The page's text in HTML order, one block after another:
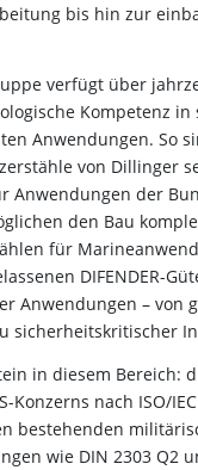
bis hin zur
verfügt über
Kompetenz
Anwendungen. So
von Dillinger
Anwendungen der
den Bau
für
DIFENDER-
Anwendungen – von
sicherheitskritischer
in diesem Bereich:
Konzerns nach ISO/
bestehenden
wie DIN 2303 Q2